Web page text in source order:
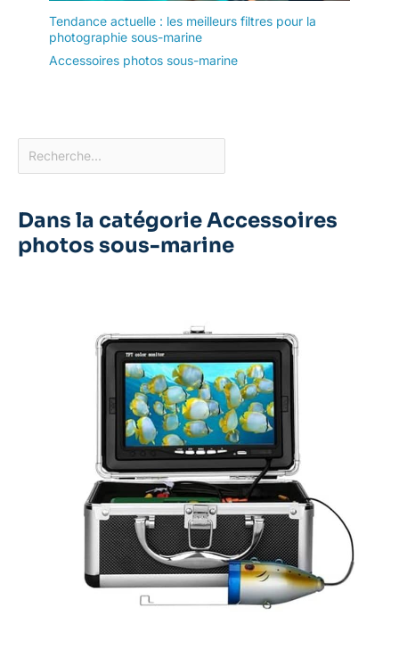
Tendance actuelle : les meilleurs filtres pour la
photographie sous-marine
Accessoires photos sous-marine
Dans la catégorie Accessoires
photos sous-marine